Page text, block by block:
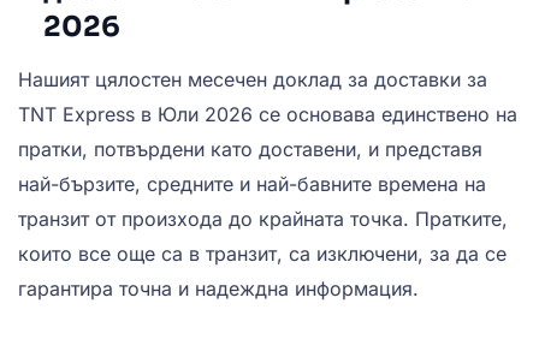
2026
Нашият цялостен месечен доклад за доставки за
TNT Express в Юли 2026 се основава единствено на
пратки, потвърдени като доставени, и представя
най-бързите, средните и най-бавните времена на
транзит от произхода до крайната точка. Пратките,
които все още са в транзит, са изключени, за да се
гарантира точна и надеждна информация.